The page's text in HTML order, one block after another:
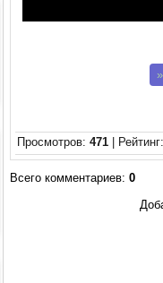
»
Просмотров: 471 Рейтинг:
Всего комментариев: 0